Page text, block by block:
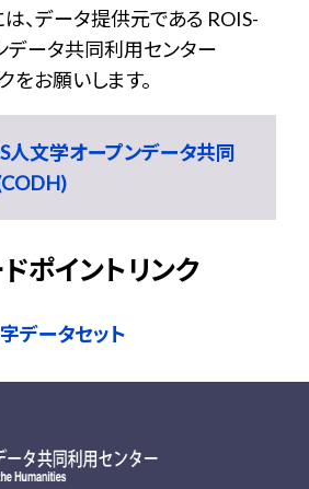
、データ提供元である ROIS-
データ共同利用センター
をお願いします。
人文学オープンデータ共同
ポイントリンク
データセット